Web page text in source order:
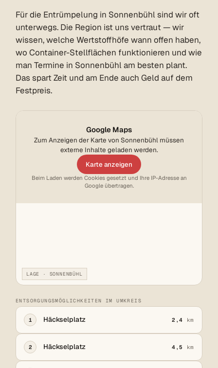
Für die Entrümpelung in Sonnenbühl sind wir oft
unterwegs. Die Region ist uns vertraut — wir
wissen, welche Wertstoffhöfe wann offen haben,
wo Container-Stellflächen funktionieren und wie
man Termine in Sonnenbühl am besten plant.
Das spart Zeit und am Ende auch Geld auf dem
Festpreis.
Google Maps
Zum Anzeigen der Karte von Sonnenbühl müssen
externe Inhalte geladen werden.
Karte anzeigen
Beim Laden werden Cookies gesetzt und Ihre IP-Adresse an
Google übertragen.
LAGE · SONNENBÜHL
ENTSORGUNGSMÖGLICHKEITEN IM UMKREIS
1 Häckselplatz 2,4 km
2 Häckselplatz 4,5 km